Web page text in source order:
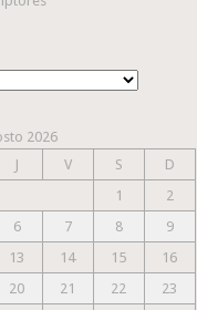
2026
J V S
D
1
2
6 7 8
9
13 14 15
16
20 21 22
23